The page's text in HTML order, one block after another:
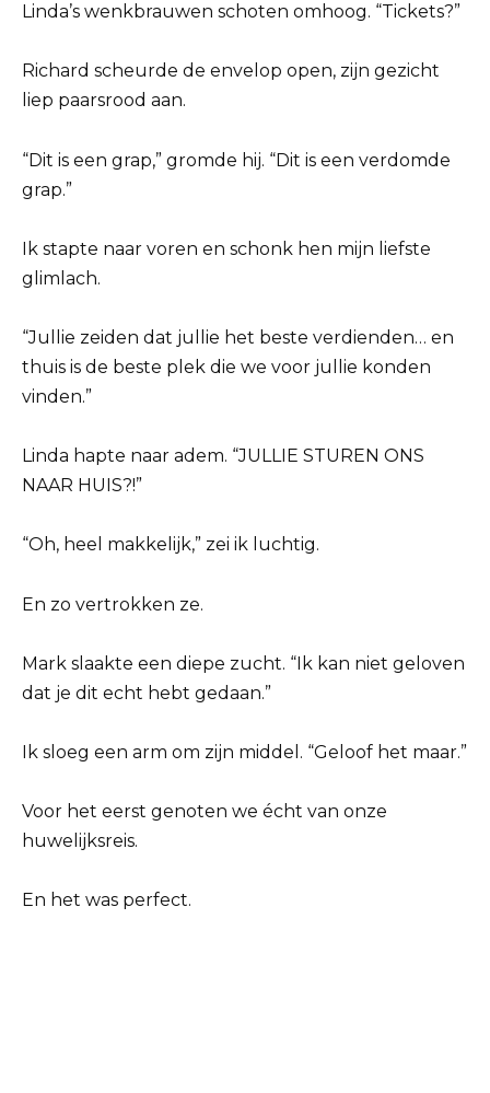
Linda’s wenkbrauwen schoten omhoog. “Tickets?”
Richard scheurde de envelop open, zijn gezicht
liep paarsrood aan.
“Dit is een grap,” gromde hij. “Dit is een verdomde
grap.”
Ik stapte naar voren en schonk hen mijn liefste
glimlach.
“Jullie zeiden dat jullie het beste verdienden… en
thuis is de beste plek die we voor jullie konden
vinden.”
Linda hapte naar adem. “JULLIE STUREN ONS
NAAR HUIS?!”
“Oh, heel makkelijk,” zei ik luchtig.
En zo vertrokken ze.
Mark slaakte een diepe zucht. “Ik kan niet geloven
dat je dit echt hebt gedaan.”
Ik sloeg een arm om zijn middel. “Geloof het maar.”
Voor het eerst genoten we écht van onze
huwelijksreis.
En het was perfect.